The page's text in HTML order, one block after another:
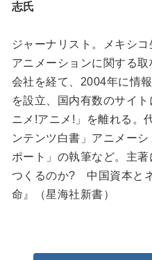
志氏
ジャーナリスト。メキシ
アニメーションに関する
会社を経て、2004年に情
を設立、国内有数のサイ
ニメ!アニメ!」を離れる。
ンテンツ白書」アニメー
ポート」の執筆など。主
つくるのか? 中国資本と
命』（星海社新書）